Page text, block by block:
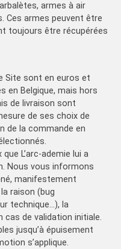
armes à air
Ces armes peuvent être
toujours être récupérées
Site sont en euros et
en Belgique, mais hors
de livraison sont
de ses choix de
de la commande en
L’arc-ademie lui a
Nous vous informons
manifestement
raison (bug
technique…), la
cas de validation initiale.
jusqu’à épuisement
s’applique.